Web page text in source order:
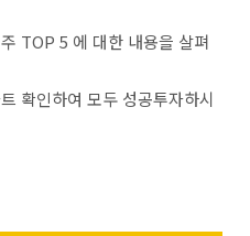
TOP 5 에 대한 내용을 살펴
확인하여 모두 성공투자하시